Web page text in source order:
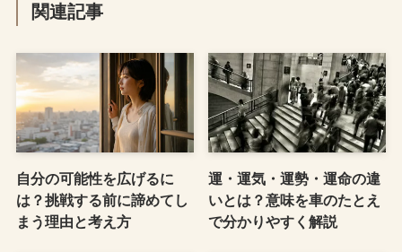
関連記事
自分の可能性を広げるに
は？挑戦する前に諦めてし
まう理由と考え方
運・運気・運勢・運命の違
いとは？意味を車のたとえ
で分かりやすく解説